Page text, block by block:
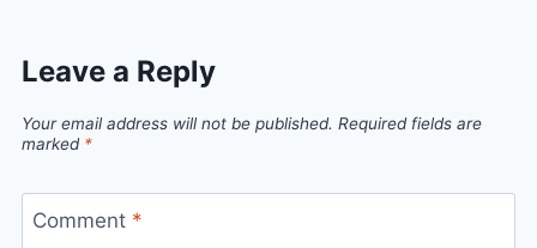
Leave a Reply
Your email address will not be published. Required fields are
marked *
Comment *